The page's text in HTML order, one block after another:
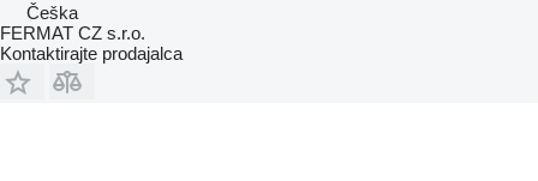
Češka
FERMAT CZ s.r.o.
Kontaktirajte prodajalca